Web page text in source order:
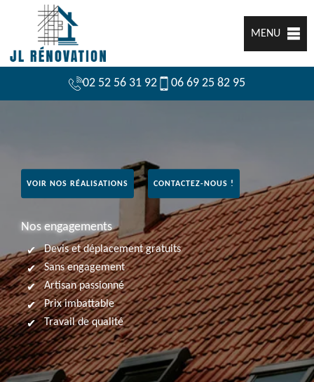
MENU
02 52 56 31 92 06 69 25 82 95
VOIR NOS RÉALISATIONS CONTACTEZ-NOUS !
Nos engagements
Devis et déplacement gratuits
Sans engagement
Artisan passionné
Prix imbattable
Travail de qualité